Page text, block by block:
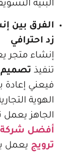
التسويقية للمتجر.
بين إنشاء
متجر يعني تفعيل
تصميم متاجر زد
إعادة بناء
التجارية ويرفع
يعمل تقنيًا،
شركة تصميم
يعمل بيعيًا